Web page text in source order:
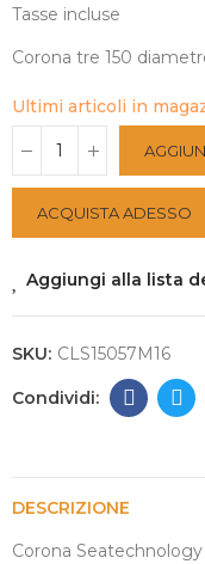
Tasse incluse
Corona tre 150
Ultimi articoli in
ACQUISTA ADESSO
Aggiungi alla lista
SKU: CLS15057M16
DESCRIZIONE
Corona